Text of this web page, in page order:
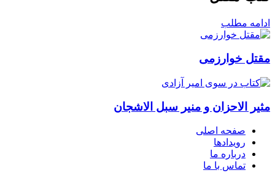
ادامه مطلب
مقتل خوارزمی
مثیر الاحزان و منیر سبل الاشجان
صفحه اصلی
رویدادها
درباره ما
تماس با ما